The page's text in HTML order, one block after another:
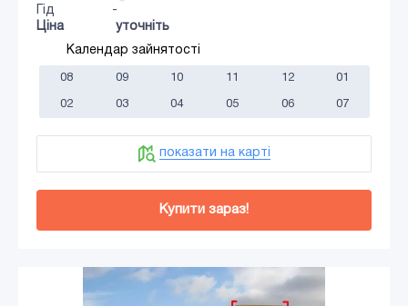
Гід
-
Ціна
уточніть
Календар зайнятості
08 09 10 11 12 01
02 03 04 05 06 07
показати на карті
Купити зараз!